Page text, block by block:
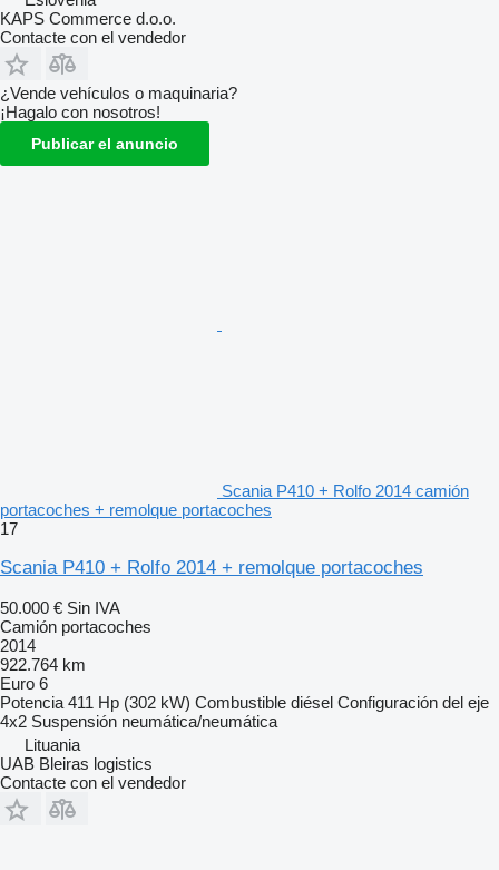
KAPS Commerce d.o.o.
Contacte con el vendedor
¿Vende vehículos o maquinaria?
¡Hagalo con nosotros!
Publicar el anuncio
Scania P410 + Rolfo 2014 camión
portacoches + remolque portacoches
17
Scania P410 + Rolfo 2014 + remolque portacoches
50.000 € Sin IVA
Camión portacoches
2014
922.764 km
Euro 6
Potencia 411 Hp (302 kW) Combustible diésel Configuración del eje
4x2 Suspensión neumática/neumática
Lituania
UAB Bleiras logistics
Contacte con el vendedor